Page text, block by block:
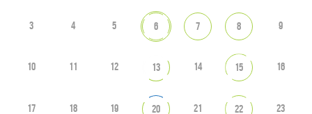
3 4 5 6 7 8 9
10 11 12 13 14 15 16
17 18 19 20 21 22 23